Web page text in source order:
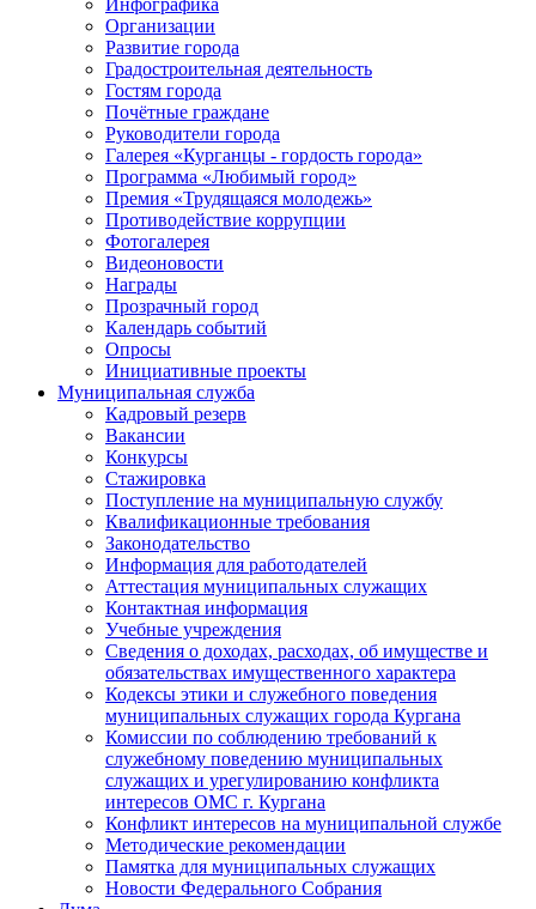
Инфографика
Организации
Развитие города
Градостроительная деятельность
Гостям города
Почётные граждане
Руководители города
Галерея «Курганцы - гордость города»
Программа «Любимый город»
Премия «Трудящаяся молодежь»
Противодействие коррупции
Фотогалерея
Видеоновости
Награды
Прозрачный город
Календарь событий
Опросы
Инициативные проекты
Муниципальная служба
Кадровый резерв
Вакансии
Конкурсы
Стажировка
Поступление на муниципальную службу
Квалификационные требования
Законодательство
Информация для работодателей
Аттестация муниципальных служащих
Контактная информация
Учебные учреждения
Сведения о доходах, расходах, об имуществе и
обязательствах имущественного характера
Кодексы этики и служебного поведения
муниципальных служащих города Кургана
Комиссии по соблюдению требований к
служебному поведению муниципальных
служащих и урегулированию конфликта
интересов ОМС г. Кургана
Конфликт интересов на муниципальной службе
Методические рекомендации
Памятка для муниципальных служащих
Новости Федерального Cобрания